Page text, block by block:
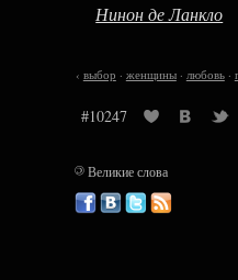
Нинон де Ланкло
‹ выбор · женщины· любовь·
#10247
©Великие слова